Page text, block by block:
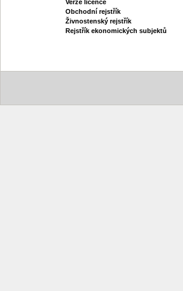
Verze licence
Obchodní rejstřík
Živnostenský rejstřík
Rejstřík ekonomických subjektů